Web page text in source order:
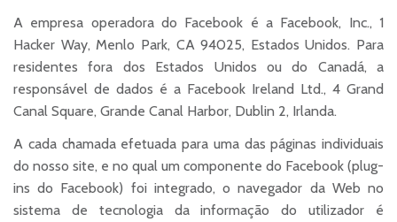
A empresa operadora do Facebook é a Facebook, Inc., 1
Hacker Way, Menlo Park, CA 94025, Estados Unidos. Para
residentes fora dos Estados Unidos ou do Canadá, a
responsável de dados é a Facebook Ireland Ltd., 4 Grand
Canal Square, Grande Canal Harbor, Dublin 2, Irlanda.
A cada chamada efetuada para uma das páginas individuais
do nosso site, e no qual um componente do Facebook (plug-
ins do Facebook) foi integrado, o navegador da Web no
sistema de tecnologia da informação do utilizador é